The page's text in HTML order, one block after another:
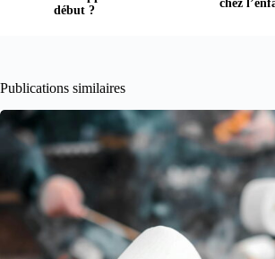
début ?
chez
Publications similaires